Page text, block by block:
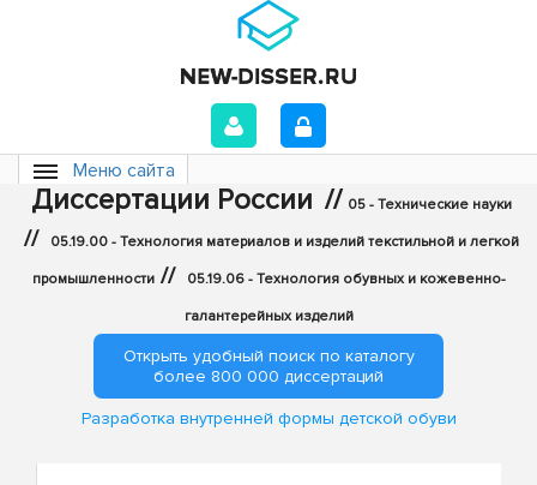
Меню сайта
Диссертации России // 05 - Технические науки
// 05.19.00 - Технология материалов и изделий текстильной и легкой
промышленности // 05.19.06 - Технология обувных и кожевенно-
галантерейных изделий
Открыть удобный поиск по каталогу
более 800 000 диссертаций
Разработка внутренней формы детской обуви